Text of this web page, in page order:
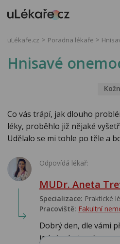
uLékaře.cz Poradna lékaře
Hnisavé
Co vás trápí, jak dlouho
léky, proběhlo již nějaké
Udělalo se mi tohle po těle a
Odpovídá lékař:
MUDr. Aneta
Specializace: Praktické
Pracoviště: Fakultní
Dobrý den, dle vámi
jedná o hnisavé